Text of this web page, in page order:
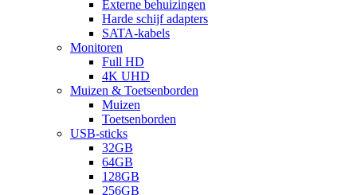
Externe behuizingen
Harde schijf adapters
SATA-kabels
Monitoren
Full HD
4K UHD
Muizen & Toetsenborden
Muizen
Toetsenborden
USB-sticks
32GB
64GB
128GB
256GB